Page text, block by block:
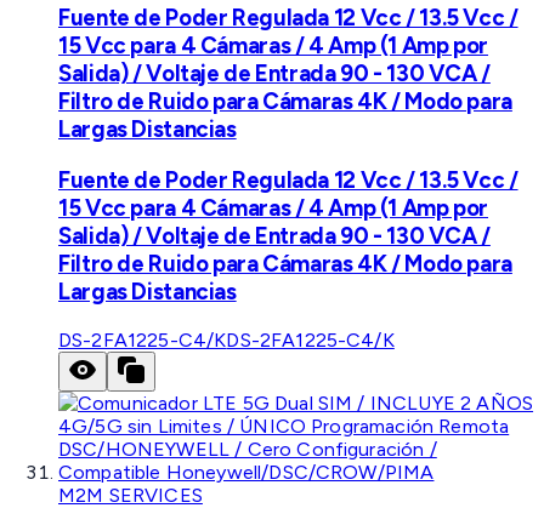
Fuente de Poder Regulada 12 Vcc / 13.5 Vcc /
15 Vcc para 4 Cámaras / 4 Amp (1 Amp por
Salida) / Voltaje de Entrada 90 - 130 VCA /
Filtro de Ruido para Cámaras 4K / Modo para
Largas Distancias
Fuente de Poder Regulada 12 Vcc / 13.5 Vcc /
15 Vcc para 4 Cámaras / 4 Amp (1 Amp por
Salida) / Voltaje de Entrada 90 - 130 VCA /
Filtro de Ruido para Cámaras 4K / Modo para
Largas Distancias
DS-2FA1225-C4/KDS-2FA1225-C4/K
M2M SERVICES